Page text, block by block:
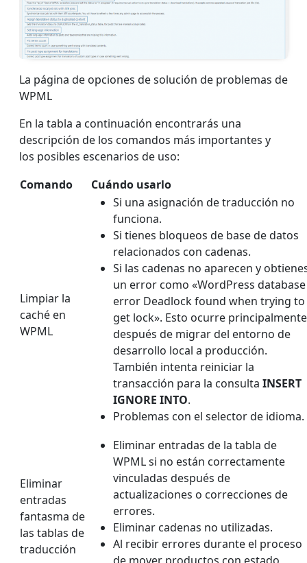
La página de opciones de solución de problemas de
WPML
En la tabla a continuación encontrarás una
descripción de los comandos más importantes y
los posibles escenarios de uso:
Comando
Cuándo usarlo
Limpiar la
caché en
WPML
Si una asignación de traducción no
funciona.
Si tienes bloqueos de base de datos
relacionados con cadenas.
Si las cadenas no aparecen y
un error como «WordPress database
error Deadlock found when trying to
get lock». Esto ocurre principalmente
después de migrar del entorno de
desarrollo local a producción.
También intenta reiniciar la
transacción para la consulta INSERT
IGNORE INTO.
Problemas con el selector de idioma.
Eliminar
entradas
fantasma de
las tablas de
traducción
Eliminar entradas de la tabla de
WPML si no están correctamente
vinculadas después de
actualizaciones o correcciones de
errores.
Eliminar cadenas no utilizadas.
Al recibir errores durante el proceso